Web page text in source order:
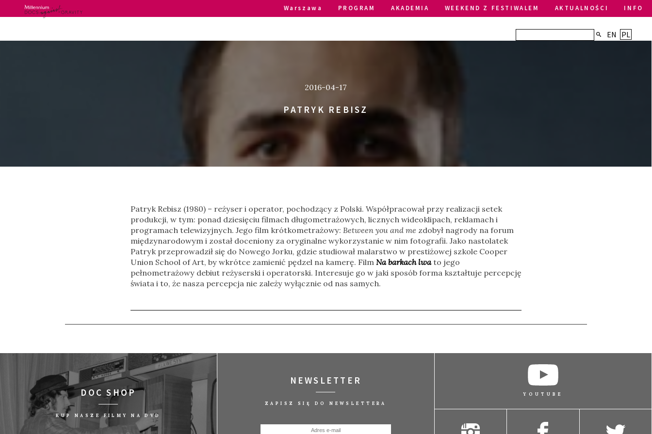
Warszawa PROGRAM AKADEMIA WEEKEND Z FESTIWALEM AKTUALNOŚCI INFO
EN PL
2016-04-17
PATRYK REBISZ
Patryk Rebisz (1980) – reżyser i operator, pochodzący z Polski. Współpracował przy realizacji setek
produkcji, w tym: ponad dziesięciu filmach długometrażowych, licznych wideoklipach, reklamach i
programach telewizyjnych. Jego film krótkometrażowy: Between you and me zdobył nagrody na forum
międzynarodowym i został doceniony za oryginalne wykorzystanie w nim fotografii. Jako nastolatek
Patryk przeprowadził się do Nowego Jorku, gdzie studiował malarstwo w prestiżowej szkole Cooper
Union School of Art, by wkrótce zamienić pędzel na kamerę. Film Na barkach lwato jego
pełnometrażowy debiut reżyserski i operatorski. Interesuje go w jaki sposób forma kształtuje percepcję
świata i to, że nasza percepcja nie zależy wyłącznie od nas samych.
DOC SHOP
KUP NASZE FILMY NA DVD
NEWSLETTER
ZAPISZ SIĘ DO NEWSLETTERA
YOUTUBE